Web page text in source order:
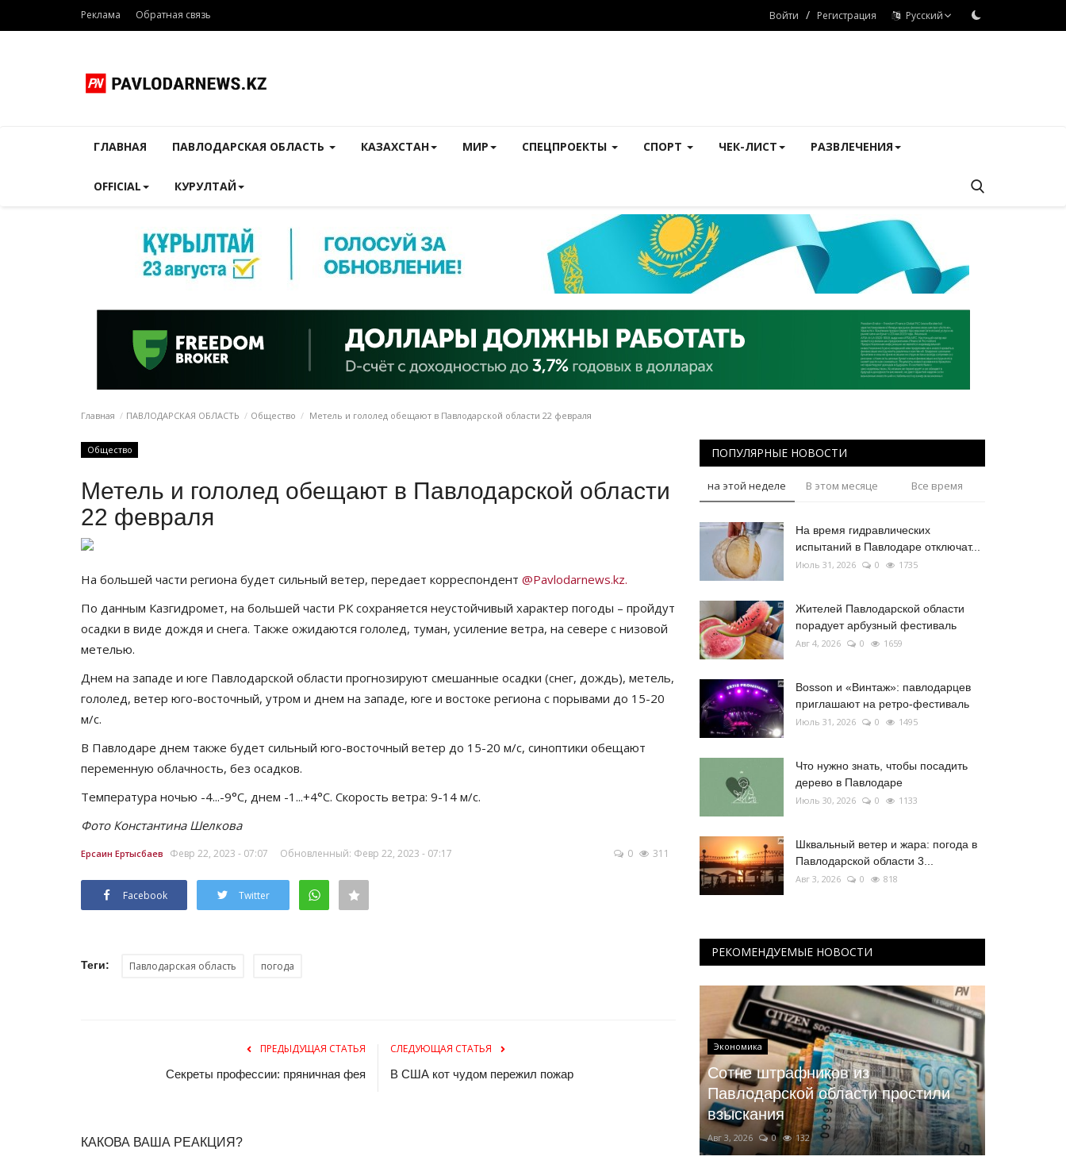
Реклама Обратная связь Войти / Регистрация Русский
ГЛАВНАЯ ПАВЛОДАРСКАЯ ОБЛАСТЬ КАЗАХСТАН МИР СПЕЦПРОЕКТЫ СПОРТ ЧЕК-ЛИСТ РАЗВЛЕЧЕНИЯ
OFFICIAL КУРУЛТАЙ
Главная ПАВЛОДАРСКАЯ ОБЛАСТЬ Общество Метель и гололед обещают в Павлодарской области 22 февраля
Общество
Метель и гололед обещают в Павлодарской области
22 февраля
На большей части региона будет сильный ветер, передает корреспондент @Pavlodarnews.kz.
По данным Казгидромет, на большей части РК сохраняется неустойчивый характер погоды – пройдут
осадки в виде дождя и снега. Также ожидаются гололед, туман, усиление ветра, на севере с низовой
метелью.
Днем на западе и юге Павлодарской области прогнозируют смешанные осадки (снег, дождь), метель,
гололед, ветер юго-восточный, утром и днем на западе, юге и востоке региона с порывами до 15-20
м/с.
В Павлодаре днем также будет сильный юго-восточный ветер до 15-20 м/с, синоптики обещают
переменную облачность, без осадков.
Температура ночью -4...-9°C, днем -1...+4°C. Скорость ветра: 9-14 м/с.
Фото Константина Шелкова
Ерсаин Ертысбаев Февр 22, 2023 - 07:07 Обновленный: Февр 22, 2023 - 07:17 0 311
Facebook Twitter
Теги: Павлодарская область погода
ПРЕДЫДУЩАЯ СТАТЬЯ
Секреты профессии: пряничная фея
СЛЕДУЮЩАЯ СТАТЬЯ
В США кот чудом пережил пожар
КАКОВА ВАША РЕАКЦИЯ?
ПОПУЛЯРНЫЕ НОВОСТИ
на этой неделе В этом месяце Все время
На время гидравлических
испытаний в Павлодаре отключат...
Июль 31, 2026 0 1735
Жителей Павлодарской области
порадует арбузный фестиваль
Авг 4, 2026 0 1659
Bosson и «Винтаж»: павлодарцев
приглашают на ретро-фестиваль
Июль 31, 2026 0 1495
Что нужно знать, чтобы посадить
дерево в Павлодаре
Июль 30, 2026 0 1133
Шквальный ветер и жара: погода в
Павлодарской области 3...
Авг 3, 2026 0 818
РЕКОМЕНДУЕМЫЕ НОВОСТИ
Экономика
Сотне штрафников из
Павлодарской области простили
взыскания
Авг 3, 2026 0 132